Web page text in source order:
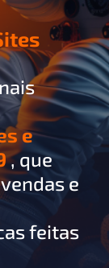
e
, que
e
feitas